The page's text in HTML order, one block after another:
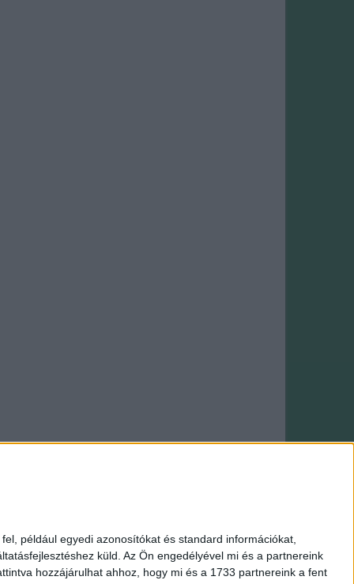
például egyedi azonosítókat és standard információkat,
küld. Az Ön engedélyével mi és a partnereink
hozzájárulhat ahhoz, hogy mi és a 1733 partnereink a fent
Webáruház: saját fejlesztés
|Makramé fonal|HiMALAYA fonal